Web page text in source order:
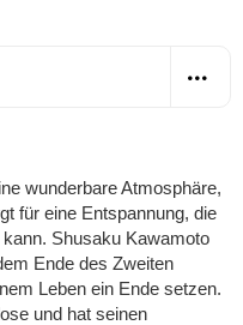
wunderbare Atmosphäre,
für eine Entspannung, die
Shusaku Kawamoto
Ende des Zweiten
Leben ein Ende setzen.
und hat seinen